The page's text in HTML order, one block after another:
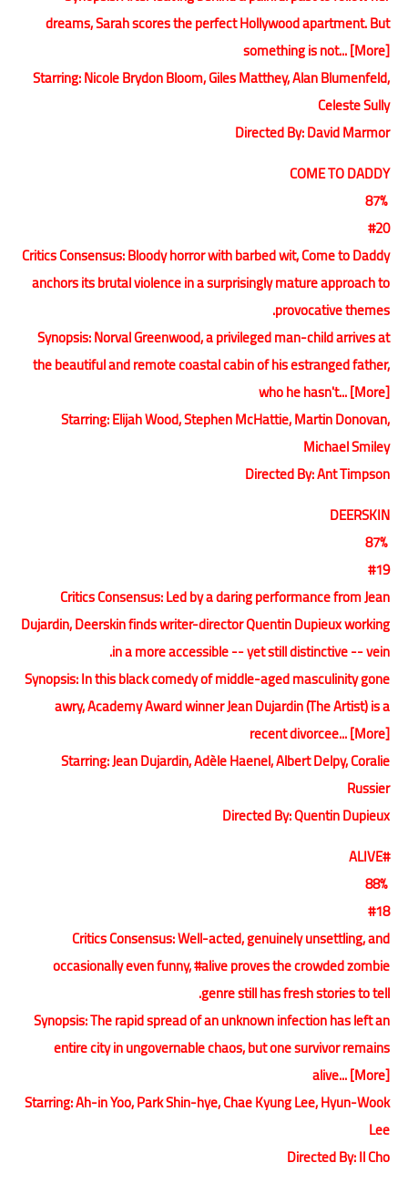
dreams, Sarah scores the perfect Hollywood apartment. But
something is not... [More]
Starring: Nicole Brydon Bloom, Giles Matthey, Alan Blumenfeld,
Celeste Sully
Directed By: David Marmor
COME TO DADDY
87%
#20
Critics Consensus: Bloody horror with barbed wit, Come to Daddy
anchors its brutal violence in a surprisingly mature approach to
provocative themes.
Synopsis: Norval Greenwood, a privileged man-child arrives at
the beautiful and remote coastal cabin of his estranged father,
who he hasn't... [More]
Starring: Elijah Wood, Stephen McHattie, Martin Donovan,
Michael Smiley
Directed By: Ant Timpson
DEERSKIN
87%
#19
Critics Consensus: Led by a daring performance from Jean
Dujardin, Deerskin finds writer-director Quentin Dupieux working
in a more accessible -- yet still distinctive -- vein.
Synopsis: In this black comedy of middle-aged masculinity gone
awry, Academy Award winner Jean Dujardin (The Artist) is a
recent divorcee... [More]
Starring: Jean Dujardin, Adèle Haenel, Albert Delpy, Coralie
Russier
Directed By: Quentin Dupieux
#ALIVE
88%
#18
Critics Consensus: Well-acted, genuinely unsettling, and
occasionally even funny, #alive proves the crowded zombie
genre still has fresh stories to tell.
Synopsis: The rapid spread of an unknown infection has left an
entire city in ungovernable chaos, but one survivor remains
alive... [More]
Starring: Ah-in Yoo, Park Shin-hye, Chae Kyung Lee, Hyun-Wook
Lee
Directed By: Il Cho